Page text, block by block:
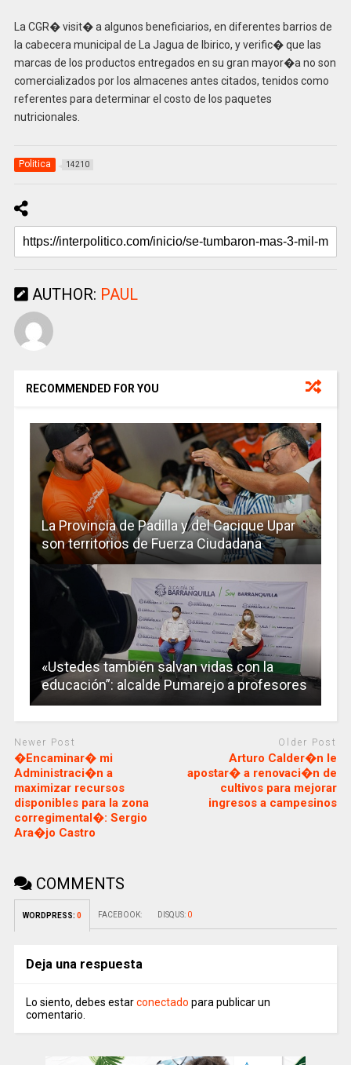
La CGR� visit� a algunos beneficiarios, en diferentes barrios de
la cabecera municipal de La Jagua de Ibirico, y verific� que las
marcas de los productos entregados en su gran mayor�a no son
comercializados por los almacenes antes citados, tenidos como
referentes para determinar el costo de los paquetes
nutricionales.
Politica 14210
AUTHOR: PAUL
RECOMMENDED FOR YOU
La Provincia de Padilla y del Cacique Upar
son territorios de Fuerza Ciudadana
«Ustedes también salvan vidas con la
educación”: alcalde Pumarejo a profesores
Newer Post
�Encaminar� mi
Administraci�n a
maximizar recursos
disponibles para la zona
corregimental�: Sergio
Ara�jo Castro
Older Post
Arturo Calder�n le
apostar� a renovaci�n de
cultivos para mejorar
ingresos a campesinos
COMMENTS
WORDPRESS: 0 FACEBOOK: DISQUS: 0
Deja una respuesta
Lo siento, debes estarconectado para publicar un
comentario.